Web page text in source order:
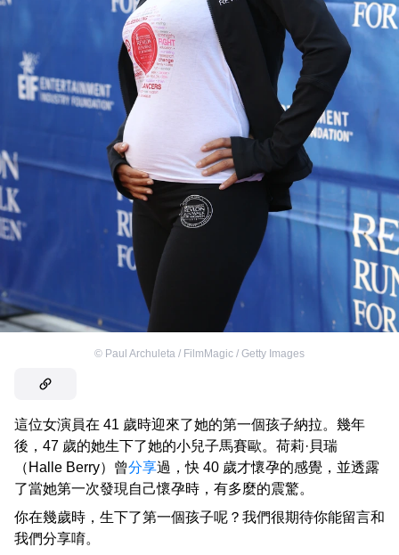
© Paul Archuleta / FilmMagic / Getty Images
這位女演員在 41 歲時迎來了她的第一個孩子納拉。幾年
後，47 歲的她生下了她的小兒子馬賽歐。荷莉·貝瑞
（Halle Berry）曾分享過，快 40 歲才懷孕的感覺，並透露
了當她第一次發現自己懷孕時，有多麼的震驚。
你在幾歲時，生下了第一個孩子呢？我們很期待你能留言和
我們分享唷。